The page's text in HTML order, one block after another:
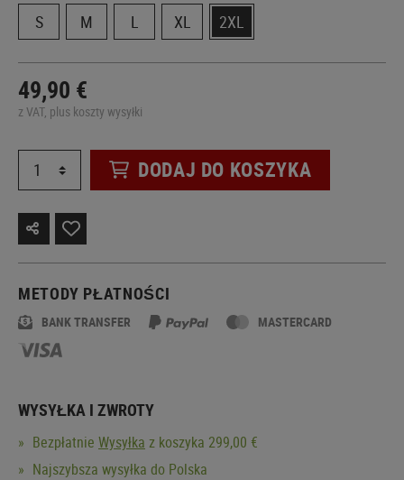
S
M L XL 2XL
49,90 €
z VAT, plus koszty wysyłki
DODAJ DO KOSZYKA
METODY PŁATNOŚCI
BANK TRANSFER MASTERCARD
WYSYŁKA I ZWROTY
Bezpłatnie Wysyłka z koszyka 299,00 €
Najszybsza wysyłka do Polska